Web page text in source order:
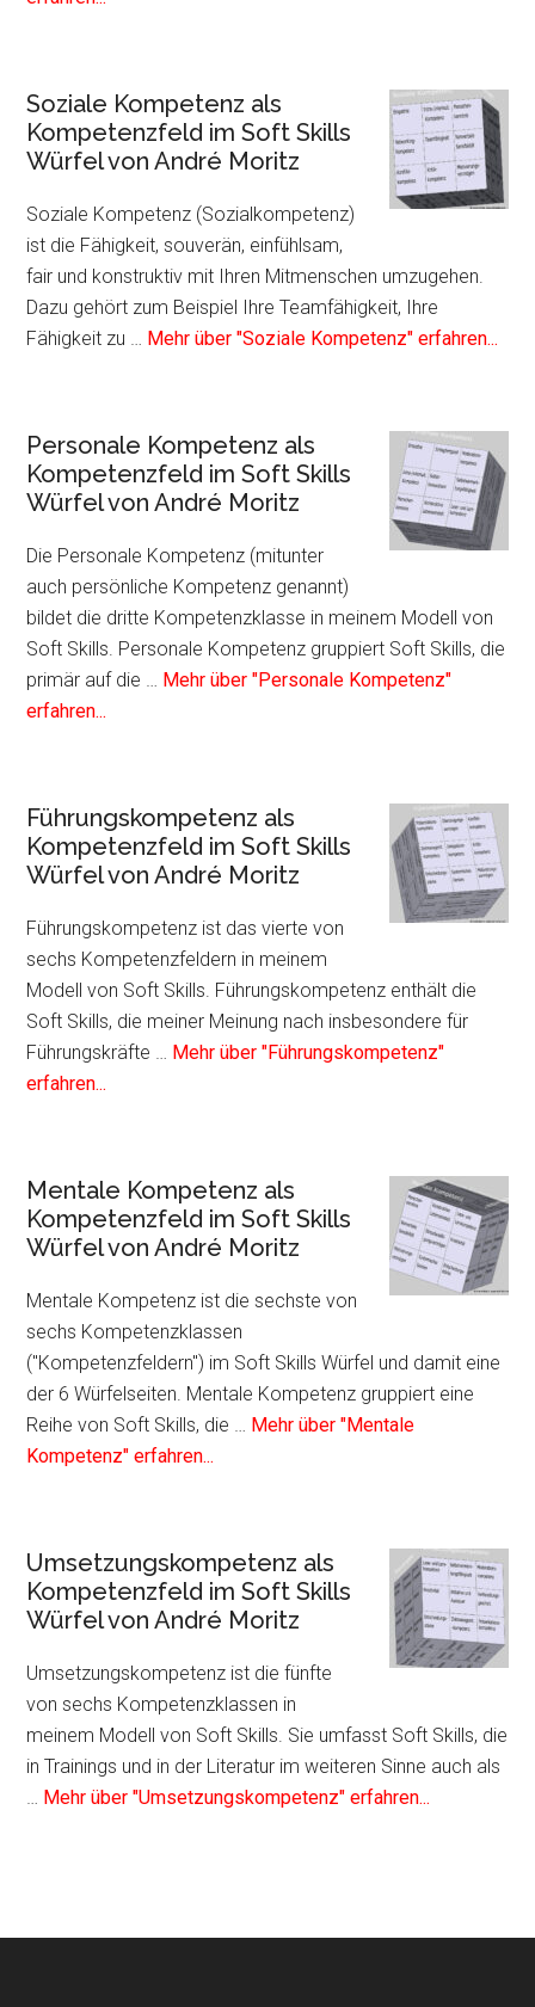
Kommunikative
Kompetenz
als
im
Soft
Skills
Würfel
von
Soziale Kompetenz als
Kompetenzfeld im Soft Skills
Würfel von André Moritz
Soziale Kompetenz (Sozialkompetenz)
ist die Fähigkeit, souverän, einfühlsam,
fair und konstruktiv mit Ihren Mitmenschen umzugehen.
Dazu gehört zum Beispiel Ihre Teamfähigkeit, Ihre
Fähigkeit zu … Mehr über "Soziale Kompetenz" erfahren...
als
im
Personale Kompetenz als
Kompetenzfeld im Soft Skills
Würfel von André Moritz
Die Personale Kompetenz (mitunter
auch persönliche Kompetenz genannt)
bildet die dritte Kompetenzklasse in meinem Modell von
Soft Skills. Personale Kompetenz gruppiert Soft Skills, die
primär auf die … Mehr über "Personale Kompetenz"
erfahren...
Personale
Kompetenz
als
im
Soft
Skills
Würfel
von
Führungskompetenz als
Kompetenzfeld im Soft Skills
Würfel von André Moritz
Führungskompetenz ist das vierte von
sechs Kompetenzfeldern in meinem
Modell von Soft Skills. Führungskompetenz enthält die
Soft Skills, die meiner Meinung nach insbesondere für
Führungskräfte … Mehr über "Führungskompetenz"
erfahren...
Führungskompetenz
als
Kompetenzfeld
Soft
Skills
Würfel
von
André
Moritz
Mentale Kompetenz als
Kompetenzfeld im Soft Skills
Würfel von André Moritz
Mentale Kompetenz ist die sechste von
sechs Kompetenzklassen
("Kompetenzfeldern") im Soft Skills Würfel und damit eine
der 6 Würfelseiten. Mentale Kompetenz gruppiert eine
Reihe von Soft Skills, die … Mehr über "Mentale
Kompetenz" erfahren...
Mentale
Kompetenz
als
im
Soft
Skills
Würfel
von
Umsetzungskompetenz als
Kompetenzfeld im Soft Skills
Würfel von André Moritz
Umsetzungskompetenz ist die fünfte
von sechs Kompetenzklassen in
meinem Modell von Soft Skills. Sie umfasst Soft Skills, die
in Trainings und in der Literatur im weiteren Sinne auch als
… Mehr über "Umsetzungskompetenz" erfahren...